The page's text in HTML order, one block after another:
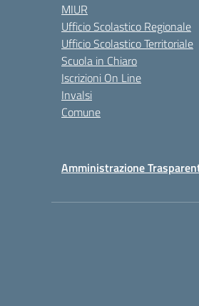
MIUR
Ufficio Scolastico Regionale
Ufficio Scolastico Territoriale
Scuola in Chiaro
Iscrizioni On Line
Invalsi
Comune
Amministrazione